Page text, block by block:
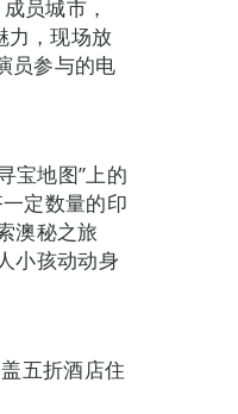
员城市，
力，现场放
员参与的电
宝地图”上的
定数量的印
澳秘之旅
小孩动动身
五折酒店住